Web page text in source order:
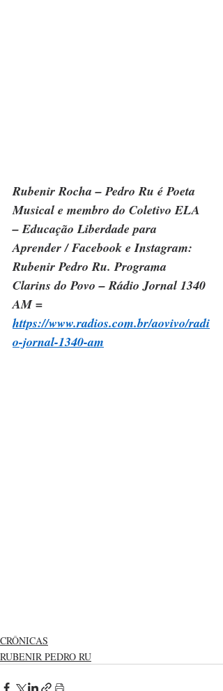
Rubenir Rocha – Pedro Ru é Poeta
Musical e membro do Coletivo ELA
– Educação Liberdade para
Aprender / Facebook e Instagram:
Rubenir Pedro Ru. Programa
Clarins do Povo – Rádio Jornal 1340
AM =
https://www.radios.com.br/aovivo/radi
o-jornal-1340-am
CRÔNICAS
RUBENIR PEDRO RU